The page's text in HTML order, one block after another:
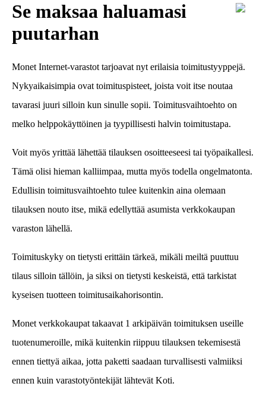
Se maksaa haluamasi
puutarhan
Monet Internet-varastot tarjoavat nyt erilaisia toimitustyyppejä.
Nykyaikaisimpia ovat toimituspisteet, joista voit itse noutaa
tavarasi juuri silloin kun sinulle sopii. Toimitusvaihtoehto on
melko helppokäyttöinen ja tyypillisesti halvin toimitustapa.
Voit myös yrittää lähettää tilauksen osoitteeseesi tai työpaikallesi.
Tämä olisi hieman kalliimpaa, mutta myös todella ongelmatonta.
Edullisin toimitusvaihtoehto tulee kuitenkin aina olemaan
tilauksen nouto itse, mikä edellyttää asumista verkkokaupan
varaston lähellä.
Toimituskyky on tietysti erittäin tärkeä, mikäli meiltä puuttuu
tilaus silloin tällöin, ja siksi on tietysti keskeistä, että tarkistat
kyseisen tuotteen toimitusaikahorisontin.
Monet verkkokaupat takaavat 1 arkipäivän toimituksen useille
tuotenumeroille, mikä kuitenkin riippuu tilauksen tekemisestä
ennen tiettyä aikaa, jotta paketti saadaan turvallisesti valmiiksi
ennen kuin varastotyöntekijät lähtevät Koti.